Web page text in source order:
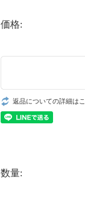
価格:
返品についての詳細は
数量: